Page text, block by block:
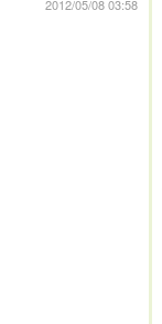
2012/05/08 03:58